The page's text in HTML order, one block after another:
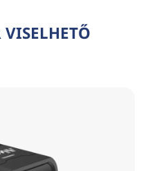
VISELHETŐ